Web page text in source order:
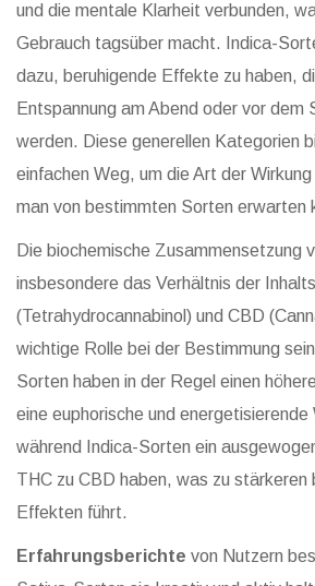
und die mentale Klarheit verbunden,
Gebrauch tagsüber macht. Indica-
dazu, beruhigende Effekte zu haben,
Entspannung am Abend oder vor dem
werden. Diese generellen Kategorien
einfachen Weg, um die Art der
man von bestimmten Sorten erwarten
Die biochemische Zusammensetzung
insbesondere das Verhältnis der
(Tetrahydrocannabinol) und CBD
wichtige Rolle bei der Bestimmung
Sorten haben in der Regel einen
eine euphorische und energetisierende
während Indica-Sorten ein
THC zu CBD haben, was zu stärkeren
Effekten führt.
Erfahrungsberichte von Nutzern